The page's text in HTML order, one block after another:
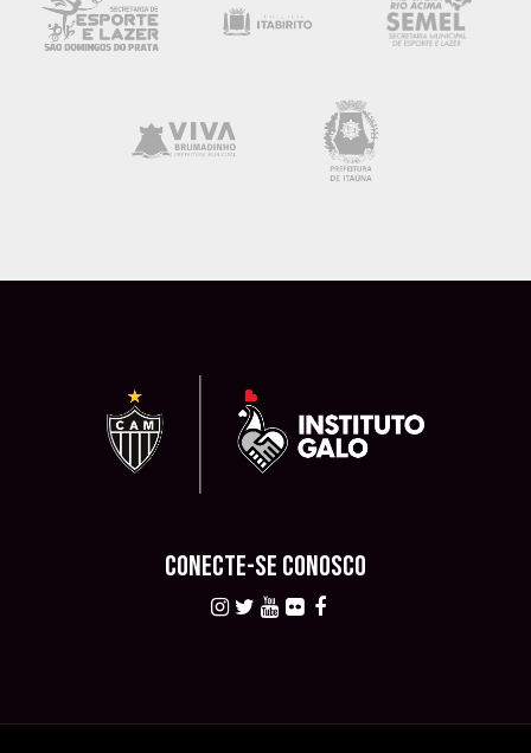
CONECTE-SE CONOSCO